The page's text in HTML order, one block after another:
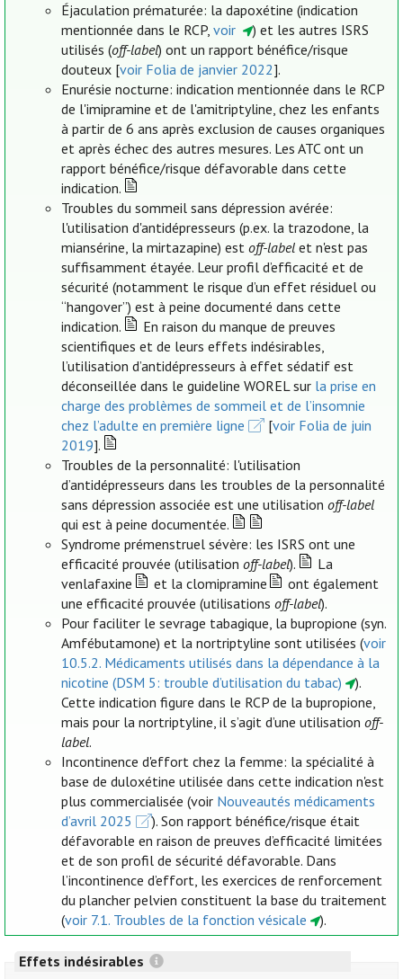
Éjaculation prématurée: la dapoxétine (indication
mentionnée dans le RCP,voir
) et les autres ISRS
utilisés (off-label) ont un rapport bénéfice/risque
douteux [voir Folia de janvier 2022].
Enurésie nocturne: indication mentionnée dans le RCP
de l'imipramine et de l'amitriptyline, chez les enfants
à partir de 6 ans après exclusion de causes organiques
et après échec des autres mesures. Les ATC ont un
rapport bénéfice/risque défavorable dans cette
indication.
Troubles du sommeil sans dépression avérée:
l'utilisation d'antidépresseurs (p.ex. la trazodone, la
miansérine, la mirtazapine) estoff-label et n'est pas
suffisamment étayée. Leur profil d’efficacité et de
sécurité (notamment le risque d’un effet résiduel ou
“hangover”) est à peine documenté dans cette
indication.
En raison du manque de preuves
scientifiques et de leurs effets indésirables,
l’utilisation d’antidépresseurs à effet sédatif est
déconseillée dans le guideline WOREL sur la prise en
charge des problèmes de sommeil et de l’insomnie
chez l’adulte en première ligne
[voir Folia de juin
2019].
Troubles de la personnalité: l'utilisation
d’antidépresseurs dans les troubles de la personnalité
sans dépression associée est une utilisationoff-label
qui est à peine documentée.
Syndrome prémenstruel sévère: les ISRS ont une
efficacité prouvée (utilisationoff-label).
La
venlafaxine
et la clomipramine
ont également
une efficacité prouvée (utilisationsoff-label).
Pour faciliter le sevrage tabagique, la bupropione (syn.
Amfébutamone) et la nortriptyline sont utilisées (voir
10.5.2. Médicaments utilisés dans la dépendance à la
nicotine (DSM 5: trouble d’utilisation du tabac)
).
Cette indication figure dans le RCP de la bupropione,
mais pour la nortriptyline, il s’agit d’une utilisationoff-
label.
Incontinence d'effort chez la femme: la spécialité à
base de duloxétine utilisée dans cette indication n'est
plus commercialisée (voir Nouveautés médicaments
d’avril 2025
). Son rapport bénéfice/risque était
défavorable en raison de preuves d’efficacité limitées
et de son profil de sécurité défavorable. Dans
l’incontinence d’effort, les exercices de renforcement
du plancher pelvien constituent la base du traitement
(voir 7.1. Troubles de la fonction vésicale ).
Effets indésirables